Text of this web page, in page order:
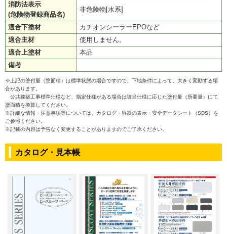
消防法表示
(危険物登録商品名)
非危険物[水系]
適合下塗材
カチオンシーラーEPOなど
適合主材
使用しません。
適合上塗材
本品
備考
※上記の塗付量（塗面積）は標準状態の場合ですので、下地条件によって、大きく変動する場
合があります。
公共建築工事標準仕様など、指定仕様がある場合は該当仕様に応じた塗付量（所要量）にて
塗面積を換算してください。
※詳細な情報・注意事項等については、カタログ・容器の表示・安全データシート（SDS）を
ご参照ください。
※記載の内容は予告なく変更することがありますのでご了承ください。
カタログ・見本帳